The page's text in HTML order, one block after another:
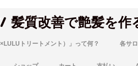
髪質改善で艶髪を作
トリートメント）」って何？ 各サ